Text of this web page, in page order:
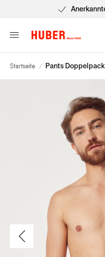
Lieferung ab 75€*
Startseite / Pants Doppelpack